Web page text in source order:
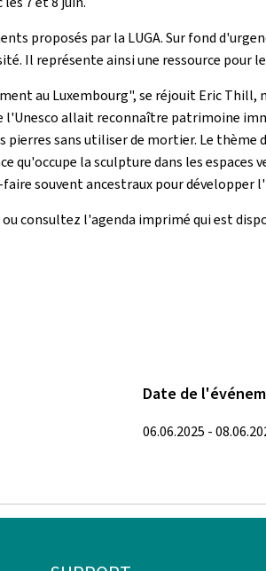
proposés par la LUGA. Sur fond
Il représente ainsi une ressource pour
au Luxembourg", se réjouit Eric Thill,
allait reconnaître patrimoine
sans utiliser de mortier. Le
qu'occupe la sculpture dans les
souvent ancestraux pour
ou consultez l'agenda imprimé qui est
Date de
06.06.2025 -